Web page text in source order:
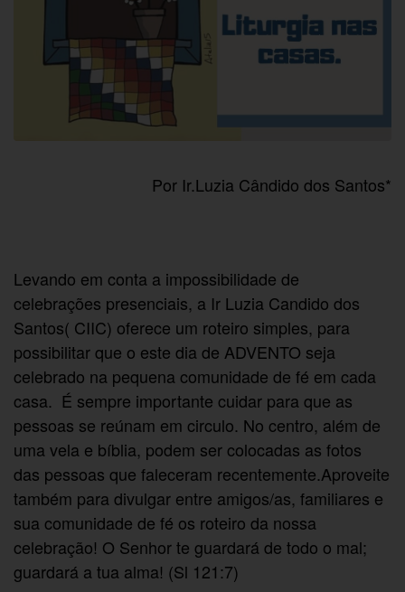
Por Ir.Luzia Cândido dos Santos*
Levando em conta a impossibilidade de
celebrações presenciais, a Ir Luzia Candido dos
Santos( CIIC) oferece um roteiro simples, para
possibilitar que o este dia de ADVENTO seja
celebrado na pequena comunidade de fé em cada
casa. É sempre importante cuidar para que as
pessoas se reúnam em circulo. No centro, além de
uma vela e bíblia, podem ser colocadas as fotos
das pessoas que faleceram recentemente.Aproveite
também para divulgar entre amigos/as, familiares e
sua comunidade de fé os roteiro da nossa
celebração! O Senhor te guardará de todo o mal;
guardará a tua alma! (Sl 121:7)